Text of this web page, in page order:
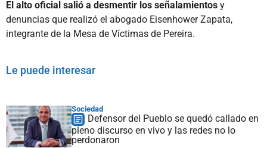
El alto oficial salió a desmentir los señalamientos y
denuncias que realizó el abogado Eisenhower Zapata,
integrante de la Mesa de Víctimas de Pereira.
Le puede interesar
Sociedad
Defensor del Pueblo se quedó callado en
pleno discurso en vivo y las redes no lo
perdonaron